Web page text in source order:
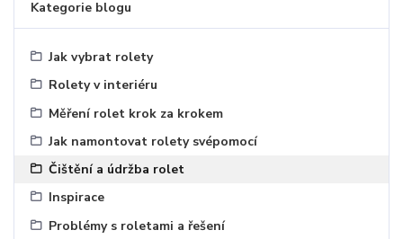
Kategorie blogu
Jak vybrat rolety
Rolety v interiéru
Měření rolet krok za krokem
Jak namontovat rolety svépomocí
Čištění a údržba rolet
Inspirace
Problémy s roletami a řešení